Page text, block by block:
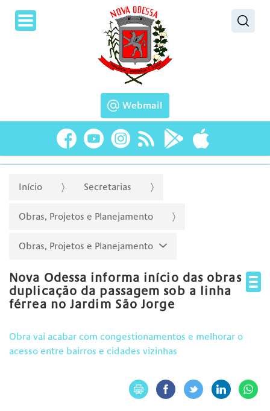
Webmail
Início Secretarias
Obras, Projetos e Planejamento
Obras, Projetos e Planejamento
Nova Odessa informa início das obras de
duplicação da passagem sob a linha
férrea no Jardim São Jorge
Obra vai acabar com congestionamentos e melhorar o
acesso entre bairros e cidades vizinhas